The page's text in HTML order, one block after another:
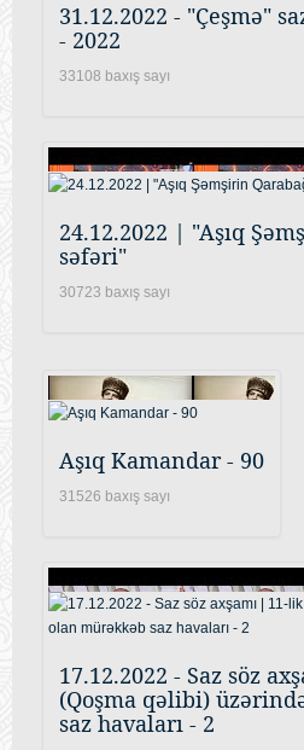
31.12.2022 - "Çeşmə"
- 2022
33108 baxış sayı
24.12.2022 | "Aşıq
səfəri"
30723 baxış sayı
Aşıq Kamandar - 90
31526 baxış sayı
17.12.2022 - Saz söz
(Qoşma qəlibi)
saz havaları - 2